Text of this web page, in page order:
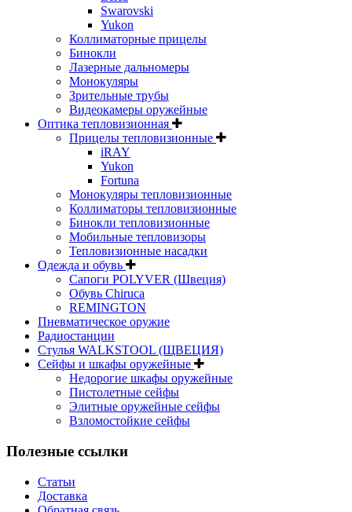
Swarovski
Yukon
Коллиматорные прицелы
Бинокли
Лазерные дальномеры
Монокуляры
Зрительные трубы
Видеокамеры оружейные
Оптика тепловизионная
Прицелы тепловизионные
iRAY
Yukon
Fortuna
Монокуляры тепловизионные
Коллиматоры тепловизионные
Бинокли тепловизионные
Мобильные тепловизоры
Тепловизионные насадки
Одежда и обувь
Сапоги POLYVER (Швеция)
Обувь Chiruca
REMINGTON
Пневматическое оружие
Радиостанции
Стулья WALKSTOOL (ЩВЕЦИЯ)
Сейфы и шкафы оружейные
Недорогие шкафы оружейные
Пистолетные сейфы
Элитные оружейные сейфы
Взломостойкие сейфы
Полезные ссылки
Статьи
Доставка